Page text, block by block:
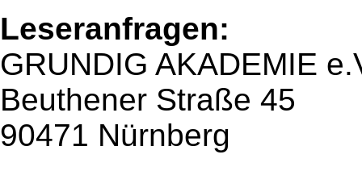
Leseranfragen:
GRUNDIG AKADEMIE
Beuthener Straße 45
90471 Nürnberg